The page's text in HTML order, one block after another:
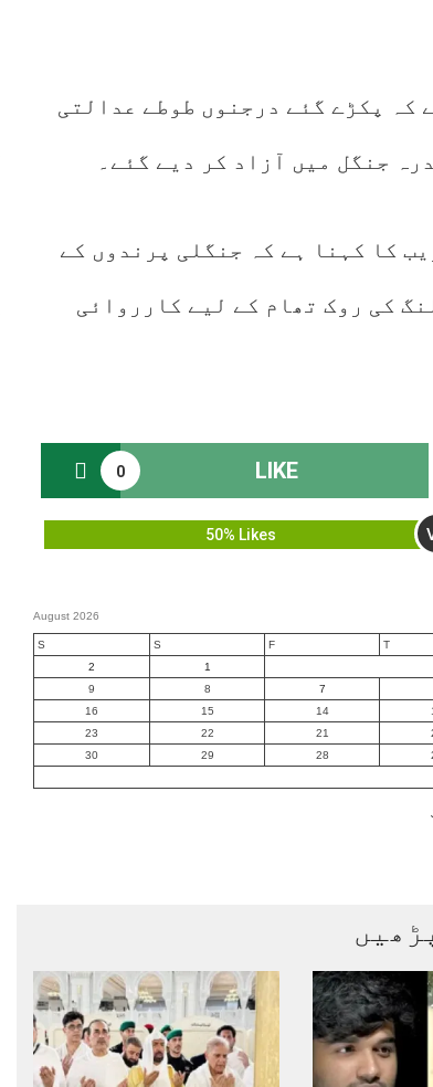
کہ پکڑے گئے درجنوں طوطے عدالتی
جنگل میں آزاد کر دیے گئے۔
کا کہنا ہے کہ جنگلی پرندوں کے
غیر قانونی شکار، کاروبار اور اسمگلنگ کی روک تھام کے لیے کارروائی
0 LIKE
50% Likes
August 2026
T
F
S
S
1
2
7
8
9
14
15
16
21
22
23
28
29
30